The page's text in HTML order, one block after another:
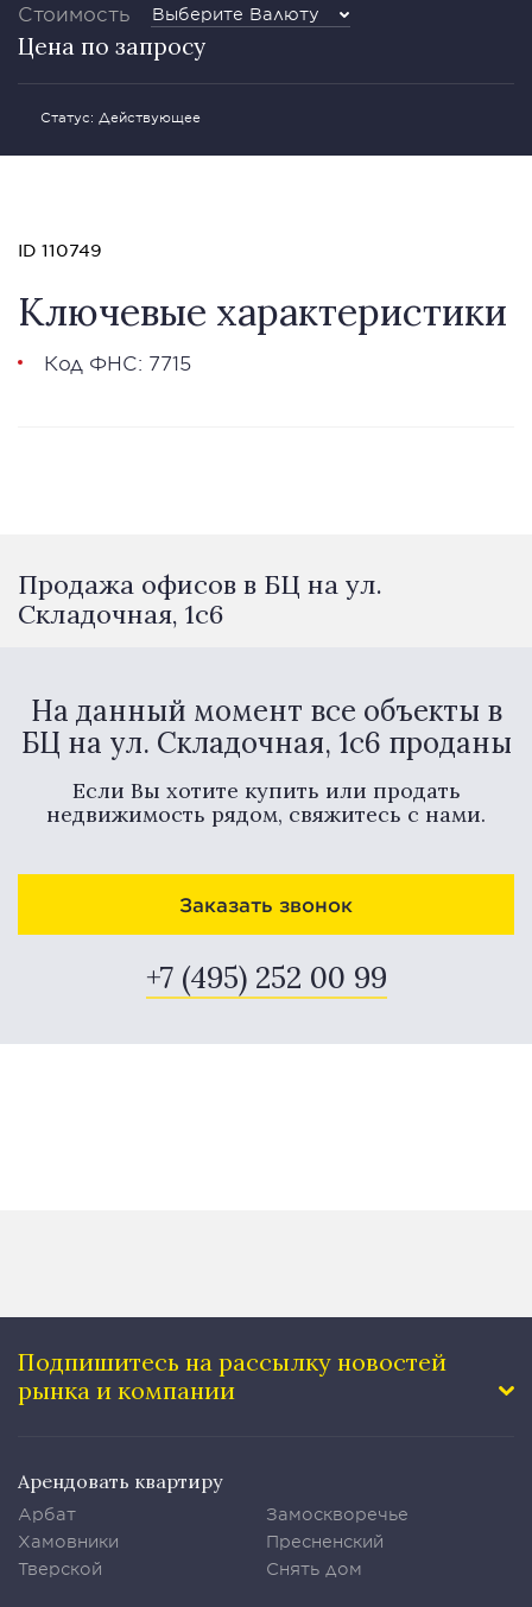
Стоимость Выберите Валюту
Цена по запросу
Статус: Действующее
ID 110749
Ключевые характеристики
Код ФНС: 7715
Продажа офисов в БЦ на ул.
Складочная, 1с6
На данный момент все объекты в
БЦ на ул. Складочная, 1с6 проданы
Если Вы хотите купить или продать
недвижимость рядом, свяжитесь с нами.
Заказать звонок
+7 (495) 252 00 99
Подпишитесь на рассылку новостей
рынка и компании
Арендовать квартиру
Арбат
Хамовники
Тверской
Замоскворечье
Пресненский
Снять дом